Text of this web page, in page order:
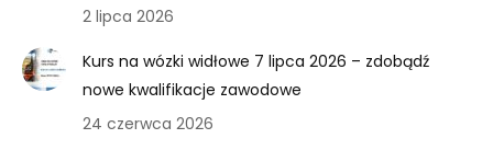
2 lipca 2026
Kurs na wózki widłowe 7 lipca 2026 – zdobądź
nowe kwalifikacje zawodowe
24 czerwca 2026